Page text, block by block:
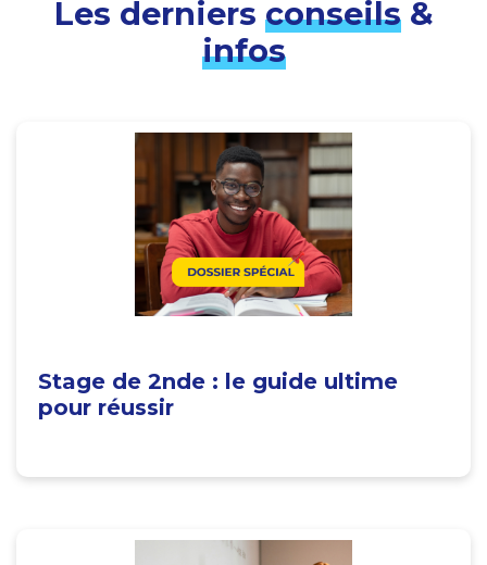
Les derniers conseils&
infos
Stage de 2nde : le guide ultime
pour réussir